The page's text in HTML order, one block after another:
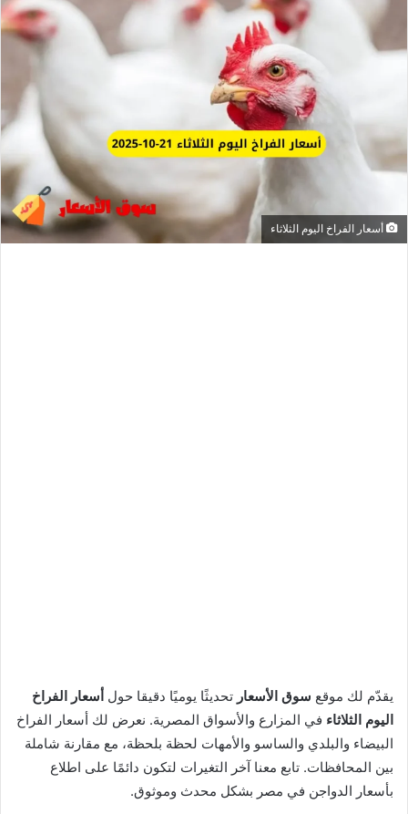
أسعار الفراخ اليوم الثلاثاء
يقدّم لك موقع سوق الأسعار تحديثًا يوميًا دقيقا حول أسعار الفراخ
اليوم الثلاثاء في المزارع والأسواق المصرية. نعرض لك أسعار الفراخ
البيضاء والبلدي والساسو والأمهات لحظة بلحظة، مع مقارنة شاملة
بين المحافظات. تابع معنا آخر التغيرات لتكون دائمًا على اطلاع
بأسعار الدواجن في مصر بشكل محدث وموثوق.